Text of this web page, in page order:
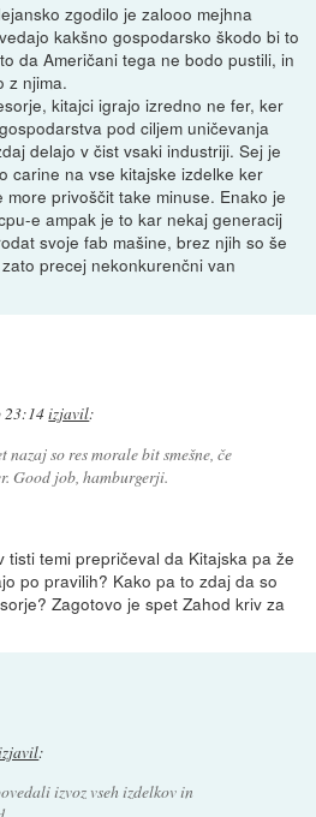
zgodilo je zalooo mejhna
kakšno gospodarsko škodo bi to
da Američani tega ne bodo pustili, in
z njima.
kitajci igrajo izredno ne fer, ker
pod ciljem uničevanja
delajo v čist vsaki industriji. Sej je
carine na vse kitajske izdelke ker
privoščit take minuse. Enako je
e ampak je to kar nekaj generacij
svoje fab mašine, brez njih so še
precej nekonkurenčni van
23:14izjavil:
so res morale bit smešne, če
Good job, hamburgerji.
tisti temi prepričeval da Kitajska pa že
po pravilih? Kako pa to zdaj da so
Zagotovo je spet Zahod kriv za
:
izvoz vseh izdelkov in